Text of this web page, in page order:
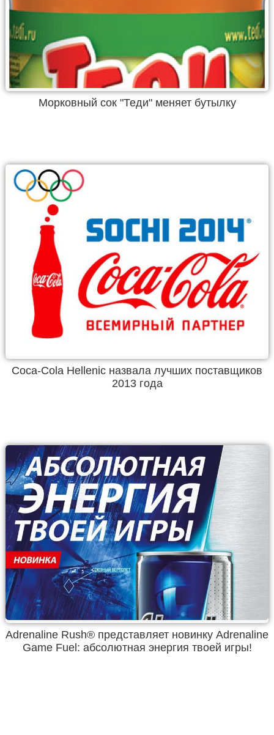
Морковный сок "Теди" меняет бутылку
Coca-Cola Hellenic назвала лучших поставщиков
2013 года
Adrenaline Rush® представляет новинку Adrenaline
Game Fuel: абсолютная энергия твоей игры!